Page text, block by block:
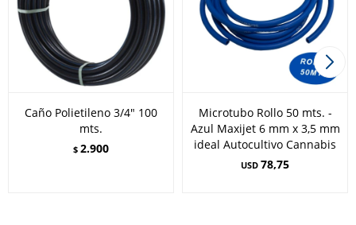
Caño Polietileno 3/4" 100
mts.
$ 2.900
Microtubo Rollo 50 mts. -
Azul Maxijet 6 mm x 3,5 mm
ideal Autocultivo Cannabis
USD 78,75